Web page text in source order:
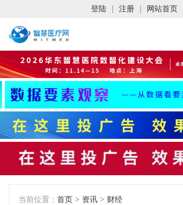
登陆 注册 网站首页
当前位置： 首页 > 资讯 > 财经